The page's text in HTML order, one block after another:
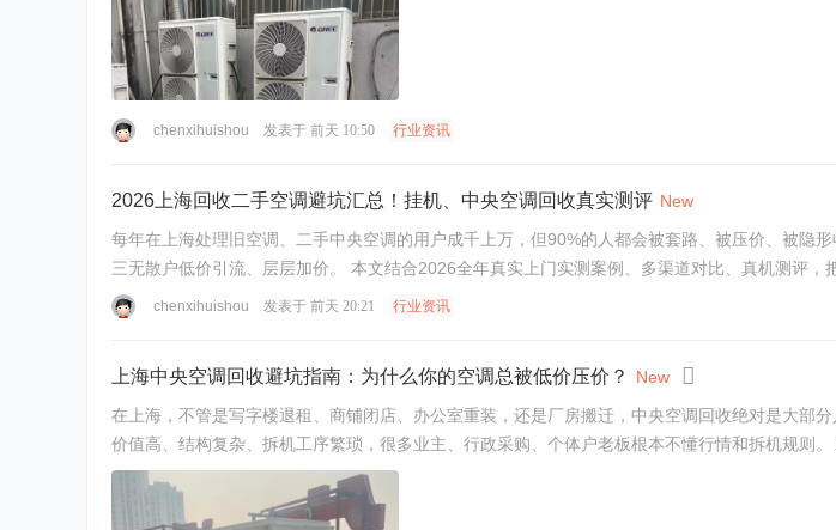
chenxihuishou 发表于 前天 10:50 行业资讯
2026上海回收二手空调避坑汇总！挂机、中央空调回收真实测评 New
每年在上海处理旧空调、二手中央空调的用户成千上万，但90%的人都会被套路、被压价、被隐
三无散户低价引流、层层加价。 本文结合2026全年真实上门实测案例、多渠道对比、真机测评，
chenxihuishou 发表于 前天 20:21 行业资讯
上海中央空调回收避坑指南：为什么你的空调总被低价压价？
New
在上海，不管是写字楼退租、商铺闭店、办公室重装，还是厂房搬迁，中央空调回收绝对是大部
价值高、结构复杂、拆机工序繁琐，很多业主、行政采购、个体户老板根本不懂行情和拆机规则